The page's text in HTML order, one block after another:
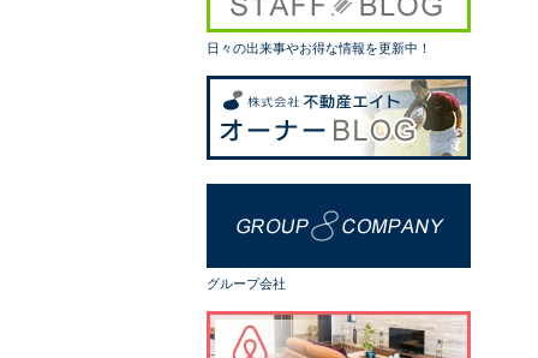
日々の出来事やお得な情報を更新中！
グループ会社